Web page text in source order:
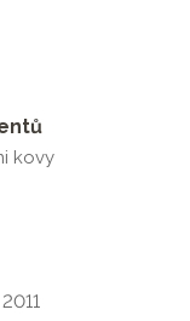
kovy